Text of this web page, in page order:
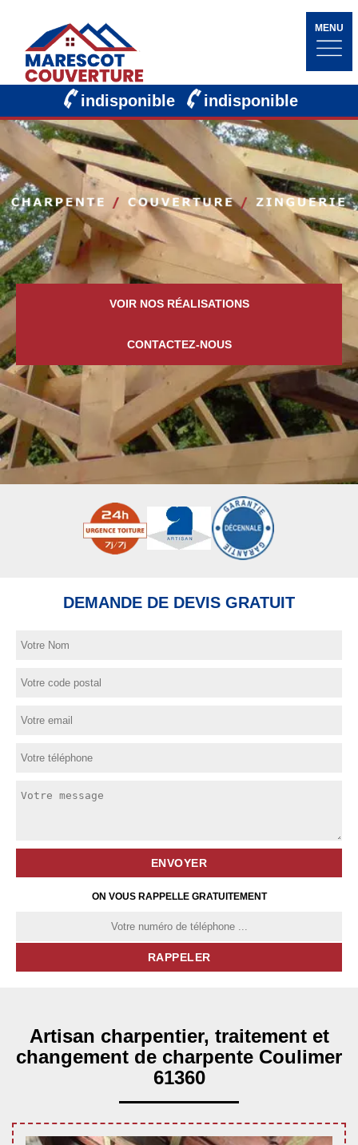
MENU
indisponible indisponible
VOIR NOS RÉALISATIONS
CONTACTEZ-NOUS
DEMANDE DE DEVIS GRATUIT
ON VOUS RAPPELLE GRATUITEMENT
Artisan charpentier, traitement et
changement de charpente Coulimer
61360